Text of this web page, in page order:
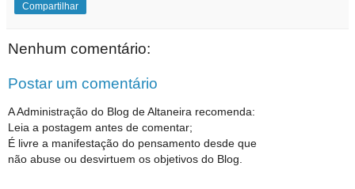
Compartilhar
Nenhum comentário:
Postar um comentário
A Administração do Blog de Altaneira recomenda:
Leia a postagem antes de comentar;
É livre a manifestação do pensamento desde que
não abuse ou desvirtuem os objetivos do Blog.